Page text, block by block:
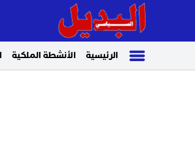
الرئيسية الأنشطة الملكية